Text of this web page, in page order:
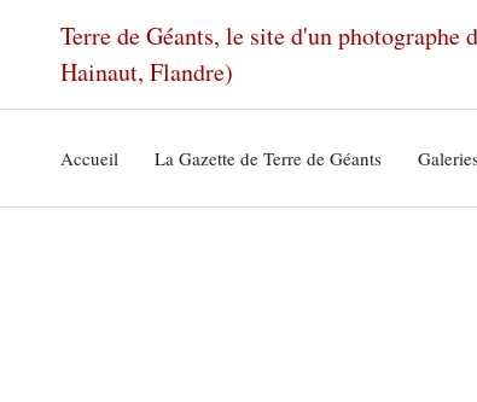
Terre de Géants, le site d'un
Hainaut, Flandre)
Accueil La Gazette de Terre de Géants